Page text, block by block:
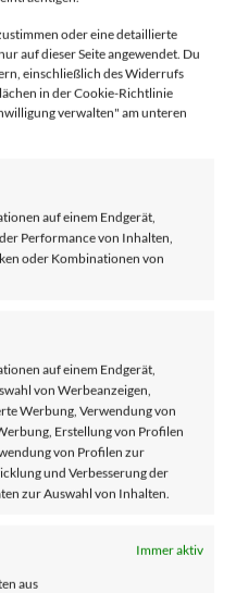
oder eine detaillierte
auf dieser Seite angewendet. Du
einschließlich des Widerrufs
in der Cookie-Richtlinie
verwalten" am unteren
auf einem Endgerät,
Performance von Inhalten,
oder Kombinationen von
auf einem Endgerät,
von Werbeanzeigen,
Werbung, Verwendung von
Erstellung von Profilen
von Profilen zur
und Verbesserung der
zur Auswahl von Inhalten.
Immer aktiv
aus
Team von Sonilift
und Hoffnung sein. Wir
es beim Eiersuchen, beim
beim Beisammensein.
Zufriedenheit
20, 2024